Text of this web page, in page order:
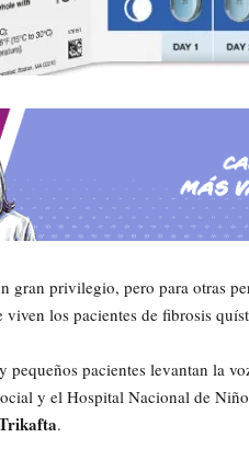
gran privilegio, pero para otras
viven los pacientes de fibrosis
pequeños pacientes levantan la
y el Hospital Nacional de
.